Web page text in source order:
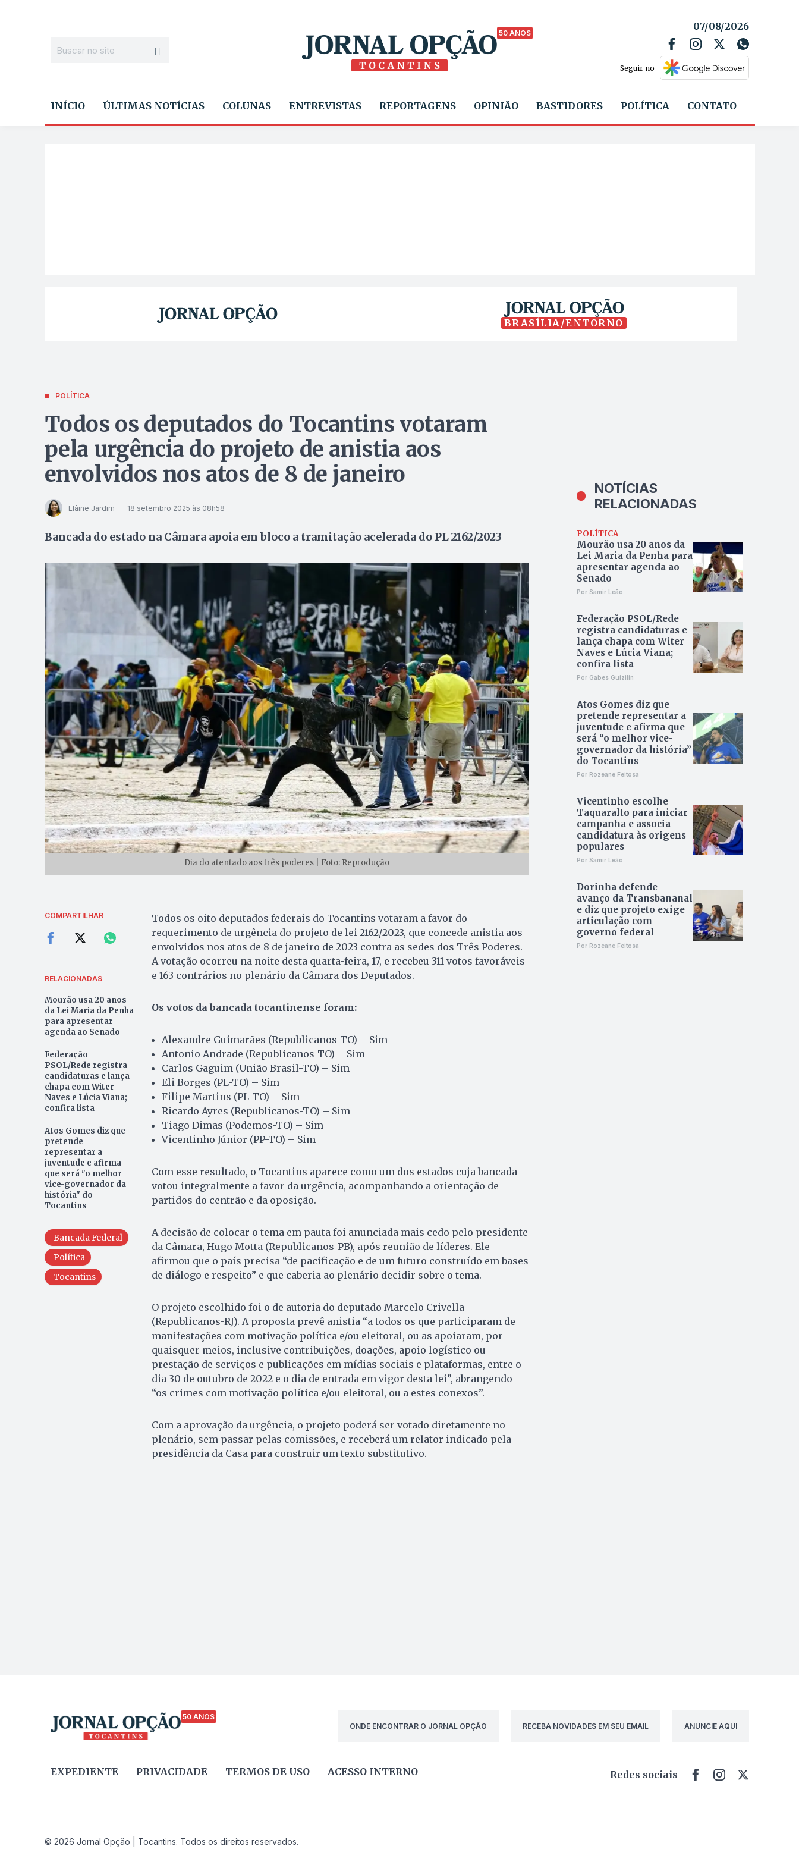
50 ANOS
07/08/2026
Seguir no
INÍCIO ÚLTIMAS NOTÍCIAS COLUNAS ENTREVISTAS REPORTAGENS OPINIÃO BASTIDORES POLÍTICA CONTATO
BRASÍLIA/ENTORNO
POLÍTICA
Todos os deputados do Tocantins votaram
pela urgência do projeto de anistia aos
envolvidos nos atos de 8 de janeiro
Elâine Jardim 18 setembro 2025 às 08h58
Bancada do estado na Câmara apoia em bloco a tramitação acelerada do PL 2162/2023
Dia do atentado aos três poderes | Foto: Reprodução
COMPARTILHAR
RELACIONADAS
Mourão usa 20 anos
da Lei Maria da Penha
para apresentar
agenda ao Senado
Federação
PSOL/Rede registra
candidaturas e lança
chapa com Witer
Naves e Lúcia Viana;
confira lista
Atos Gomes diz que
pretende
representar a
juventude e afirma
que será "o melhor
vice-governador da
história" do
Tocantins
Bancada Federal
Política
Tocantins
Todos os oito deputados federais do Tocantins votaram a favor do
requerimento de urgência do projeto de lei 2162/2023, que concede anistia aos
envolvidos nos atos de 8 de janeiro de 2023 contra as sedes dos Três Poderes.
A votação ocorreu na noite desta quarta-feira, 17, e recebeu 311 votos favoráveis
e 163 contrários no plenário da Câmara dos Deputados.
Os votos da bancada tocantinense foram:
Alexandre Guimarães (Republicanos-TO) – Sim
Antonio Andrade (Republicanos-TO) – Sim
Carlos Gaguim (União Brasil-TO) – Sim
Eli Borges (PL-TO) – Sim
Filipe Martins (PL-TO) – Sim
Ricardo Ayres (Republicanos-TO) – Sim
Tiago Dimas (Podemos-TO) – Sim
Vicentinho Júnior (PP-TO) – Sim
Com esse resultado, o Tocantins aparece como um dos estados cuja bancada
votou integralmente a favor da urgência, acompanhando a orientação de
partidos do centrão e da oposição.
A decisão de colocar o tema em pauta foi anunciada mais cedo pelo presidente
da Câmara, Hugo Motta (Republicanos-PB), após reunião de líderes. Ele
afirmou que o país precisa “de pacificação e de um futuro construído em bases
de diálogo e respeito” e que caberia ao plenário decidir sobre o tema.
O projeto escolhido foi o de autoria do deputado Marcelo Crivella
(Republicanos-RJ). A proposta prevê anistia “a todos os que participaram de
manifestações com motivação política e/ou eleitoral, ou as apoiaram, por
quaisquer meios, inclusive contribuições, doações, apoio logístico ou
prestação de serviços e publicações em mídias sociais e plataformas, entre o
dia 30 de outubro de 2022 e o dia de entrada em vigor desta lei”, abrangendo
“os crimes com motivação política e/ou eleitoral, ou a estes conexos”.
Com a aprovação da urgência, o projeto poderá ser votado diretamente no
plenário, sem passar pelas comissões, e receberá um relator indicado pela
presidência da Casa para construir um texto substitutivo.
NOTÍCIAS
RELACIONADAS
POLÍTICA
Mourão usa 20 anos da
Lei Maria da Penha para
apresentar agenda ao
Senado
Por Samir Leão
Federação PSOL/Rede
registra candidaturas e
lança chapa com Witer
Naves e Lúcia Viana;
confira lista
Por Gabes Guizilin
Atos Gomes diz que
pretende representar a
juventude e afirma que
será “o melhor vice-
governador da história”
do Tocantins
Por Rozeane Feitosa
Vicentinho escolhe
Taquaralto para iniciar
campanha e associa
candidatura às origens
populares
Por Samir Leão
Dorinha defende
avanço da Transbananal
e diz que projeto exige
articulação com
governo federal
Por Rozeane Feitosa
50 ANOS
ONDE ENCONTRAR O JORNAL OPÇÃO
RECEBA NOVIDADES EM SEU EMAIL ANUNCIE AQUI
EXPEDIENTE PRIVACIDADE TERMOS DE USO ACESSO INTERNO Redes sociais
© 2026 Jornal Opção | Tocantins. Todos os direitos reservados.